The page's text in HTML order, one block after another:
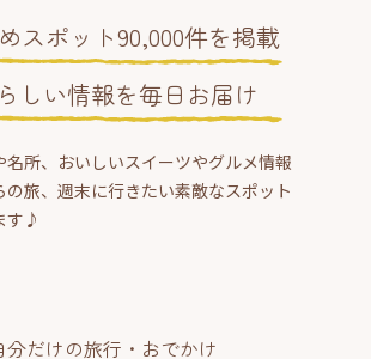
スポット90,000件を掲載
しい情報を毎日お届け
名所、おいしいスイーツやグルメ情報
の旅、週末に行きたい素敵なスポット
す♪
分だけの旅行・おでかけ